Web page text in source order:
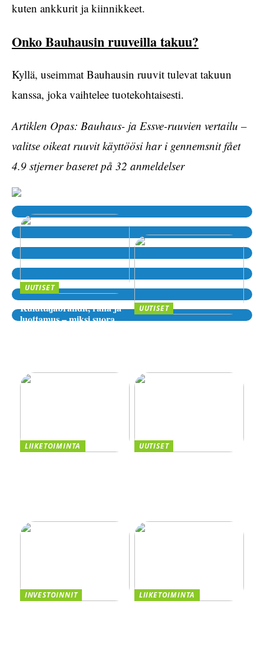
kuten ankkurit ja kiinnikkeet.
Onko Bauhausin ruuveilla takuu?
Kyllä, useimmat Bauhausin ruuvit tulevat takuun
kanssa, joka vaihtelee tuotekohtaisesti.
Artiklen Opas: Bauhaus- ja Essve-ruuvien vertailu –
valitse oikeat ruuvit käyttöösi har i gennemsnit fået
4.9 stjerner baseret på 32 anmeldelser
UUTISET
Kuluttajabrändit, raha ja
luottamus – miksi suora
UUTISET
LIIKETOIMINTA UUTISET
INVESTOINNIT LIIKETOIMINTA